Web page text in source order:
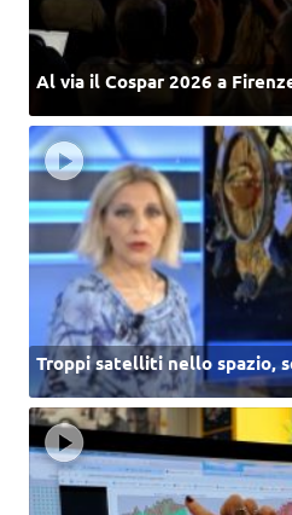
Al via il Cospar 2026 a
Troppi satelliti nello spazio,